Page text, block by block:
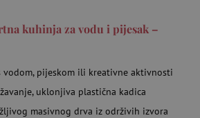
kuhinja za vodu i pijesak –
vodom, pijeskom ili kreativne aktivnosti
uklonjiva plastična kadica
masivnog drva iz održivih izvora